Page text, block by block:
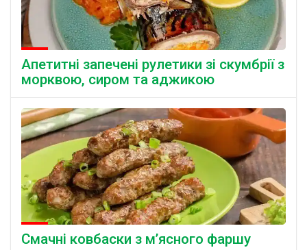
Апетитні запечені рулетики зі скумбрії з
морквою, сиром та аджикою
Смачні ковбаски з м’ясного фаршу